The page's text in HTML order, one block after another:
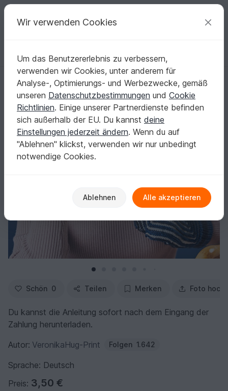
Deine kreativen Ideen
Deutsch | € (EUR) einloggen Kostenlos registrieren
Startseite Stricken Damen Sets für Damen
SET TOKYO
SET TOKYO
Schön 0 Teilen Merken Foto
Du kannst die Anleitung sofort nach dem Eingang der
Zahlung herunterladen.
Autor: VeronikaHug-Print Folgen 1.642
Sprache: Deutsch
Preis: 3,50 €
Wir verwenden Cookies
Um das Benutzererlebnis zu verbessern,
verwenden wir Cookies, unter anderem für
Analyse-, Optimierungs- und Werbezwecke, gemäß
unseren Datenschutzbestimmungen und Cookie
Richtlinien. Einige unserer Partnerdienste befinden
sich außerhalb der EU. Du kannst deine
Einstellungen jederzeit ändern. Wenn du auf
"Ablehnen" klickst, verwenden wir nur unbedingt
notwendige Cookies.
Ablehnen Alle akzeptieren